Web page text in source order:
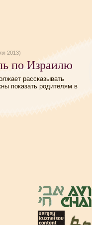
2013)
по Израилю
рассказывать
показать родителям в